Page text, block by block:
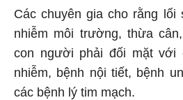
Các chuyên gia cho rằng lối
nhiễm môi trường, thừa
con người phải đối mặt với
nhiễm, bệnh nội tiết, bệnh
các bệnh lý tim mạch.